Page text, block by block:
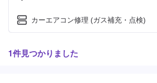
カーエアコン修理 (ガス補充・点検)
1件見つかりました